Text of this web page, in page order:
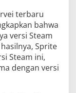
terbaru
bahwa
versi Steam
Sprite
Steam ini,
dengan versi